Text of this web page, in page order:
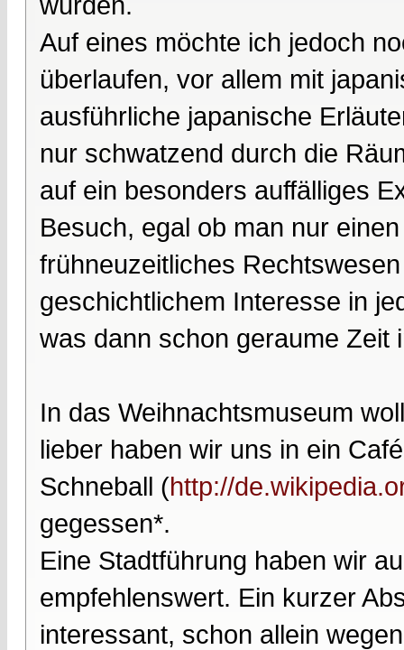
Auf eines möchte ich jedoch
überlaufen, vor allem mit
ausführliche japanische
nur schwatzend durch die
auf ein besonders auffälliges
Besuch, egal ob man nur
frühneuzeitliches
geschichtlichem Interesse in
was dann schon geraume Zeit
In das Weihnachtsmuseum
lieber haben wir uns in ein
Schneball (http://
gegessen*.
Eine Stadtführung haben wir
empfehlenswert. Ein kurzer
interessant, schon allein